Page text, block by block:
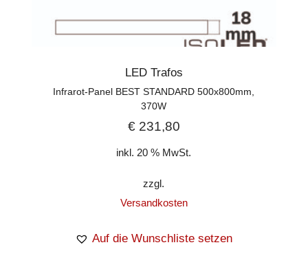
LED Trafos
Infrarot-Panel BEST STANDARD 500x800mm,
370W
€231,80
inkl. 20 % MwSt.
zzgl.
Versandkosten
Auf die Wunschliste setzen